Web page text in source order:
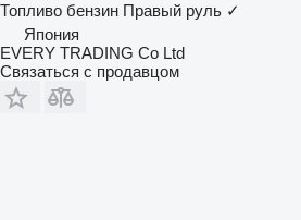
Топливо бензин Правый руль ✓
Япония
EVERY TRADING Co Ltd
Связаться с продавцом